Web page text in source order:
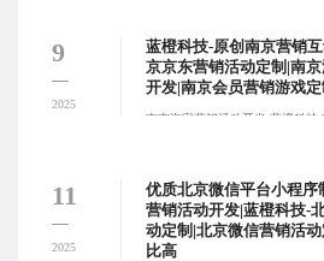
销活动定制服务，全面赋能互动
9
2025
蓝橙科技-原创南京营销
京京东营销活动定制|南
开发|南京会员营销游戏
南京淘宝营销活动开发,蓝橙科技
视觉风格到交互逻辑，充分考虑
11
2025
优质北京微信平台小程序
营销活动开发|蓝橙科技-
动定制|北京微信营销活
比高